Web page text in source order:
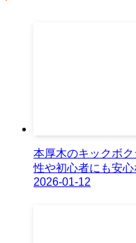
本厚木のキックボ
性や初心者にも安心
2026-01-12